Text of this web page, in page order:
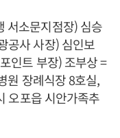
서소문지점장) 심승
공사 사장) 심인보
인트 부장) 조부상 =
원 장례식장 8호실,
오포읍 시안가족추